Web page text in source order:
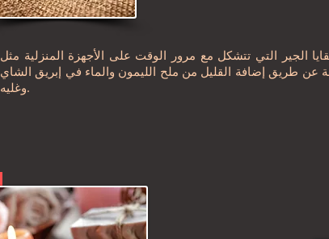
الجير التي تتشكل مع مرور الوقت على الأجهزة المنزلية مثل
عن طريق إضافة القليل من ملح الليمون والماء في إبريق الشاي
وغليه.